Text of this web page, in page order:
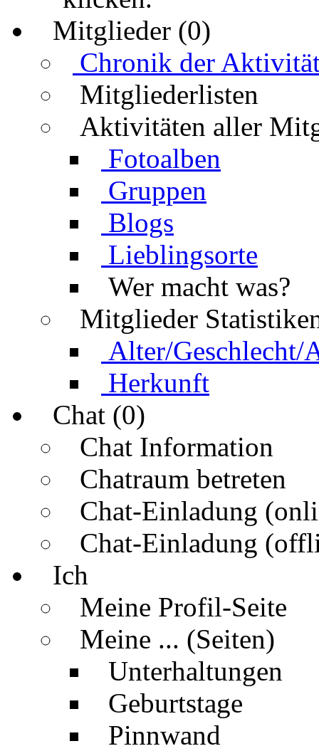
Mitglieder (0)
Chronik der
Mitgliederlisten
Aktivitäten aller
Fotoalben
Gruppen
Blogs
Lieblingsorte
Wer macht was?
Mitglieder
Alter/Geschlecht/
Herkunft
Chat (0)
Chat Information
Chatraum betreten
Chat-Einladung
Chat-Einladung
Ich
Meine Profil-Seite
Meine ... (Seiten)
Unterhaltungen
Geburtstage
Pinnwand